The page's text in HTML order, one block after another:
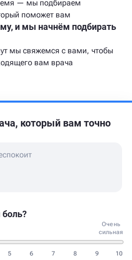
— мы подбираем
поможет вам
и мы начнём подбирать
мы свяжемся с вами, чтобы
вам врача
который вам точно
боль?
Очень
сильная
5 6 7 8 9 10